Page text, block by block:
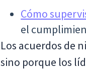
Cómo
el
Los acuerdos de
sino porque los